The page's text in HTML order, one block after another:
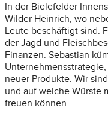
In der Bielefelder
Wilder Heinrich, wo
Leute beschäftigt sind.
der Jagd und
Finanzen. Sebastian
neuer Produkte. Wir
und auf welche Würste
freuen können.